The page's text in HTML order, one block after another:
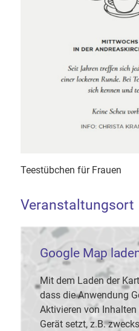
Teestübchen für Frauen
Veranstaltungsort
Google Map
Mit dem Laden der
dass die Anwendung
Aktivieren von
Gerät setzt, z.B. zwecks